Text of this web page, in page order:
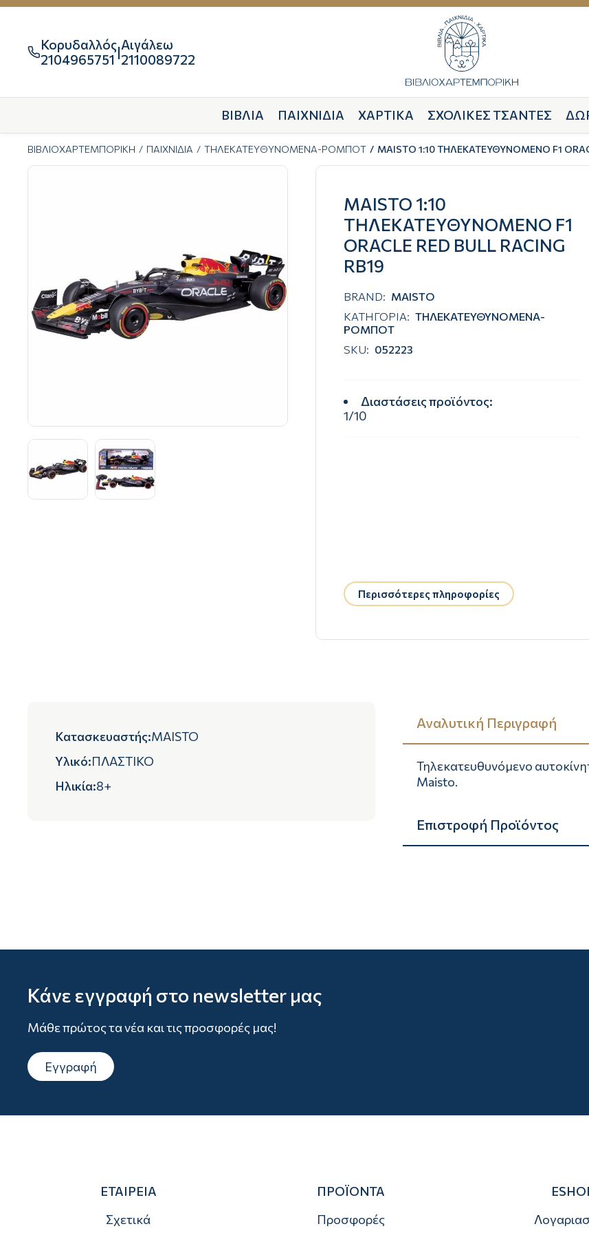
Κορυδαλλός
2104965751 |Αιγάλεω
2110089722
ΒΙΒΛΙΑ ΠΑΙΧΝΙΔΙΑ ΧΑΡΤΙΚΑ ΣΧΟΛΙΚΕΣ ΤΣΑΝΤΕΣ
ΒΙΒΛΙΟΧΑΡΤΕΜΠΟΡΙΚΗ ΠΑΙΧΝΙΔΙΑ ΤΗΛΕΚΑΤΕΥΘΥΝΟΜΕΝΑ-ΡΟΜΠΟΤ MAISTO 1:10 ΤΗΛΕΚΑΤΕΥΘΥΝΟΜΕΝΟ F1
MAISTO 1:10
ΤΗΛΕΚΑΤΕΥΘΥΝΟΜΕΝΟ F1
ORACLE RED BULL RACING
RB19
BRAND: MAISTO
ΚΑΤΗΓΟΡΙΑ: ΤΗΛΕΚΑΤΕΥΘΥΝΟΜΕΝΑ-
ΡΟΜΠΟΤ
SKU: 052223
Διαστάσεις προϊόντος:
1/10
Περισσότερες πληροφορίες
Κατασκευαστής:MAISTO
Υλικό:ΠΛΑΣΤΙΚΟ
Ηλικία:8+
Αναλυτική Περιγραφή
Τηλεκατευθυνόμενο
Maisto.
Επιστροφή Προϊόντος
Κάνε εγγραφή στο newsletter μας
Μάθε πρώτος τα νέα και τις προσφορές μας!
Εγγραφή
ΕΤΑΙΡΕΙΑ
Σχετικά
ΠΡΟΪΟΝΤΑ
Προσφορές